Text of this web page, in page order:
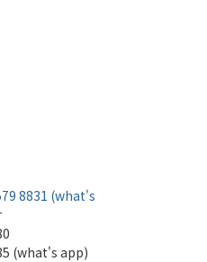
8831 (what's
(what's app)